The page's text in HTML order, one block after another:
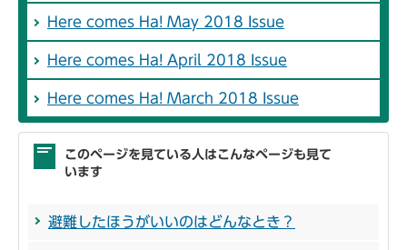
Here comes Ha! May 2018 Issue
Here comes Ha! April 2018 Issue
Here comes Ha! March 2018 Issue
このページを見ている人はこんなページも見て
います
避難したほうがいいのはどんなとき？